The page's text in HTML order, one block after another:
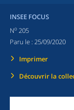
INSEE FOCUS
No 205
Paru le : 25/09/2020
Imprimer
Découvrir la